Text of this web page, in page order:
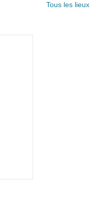
Tous les lieux